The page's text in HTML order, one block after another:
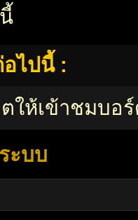
ไปนี้ :
ห้เข้าชมบอ
ะบบ